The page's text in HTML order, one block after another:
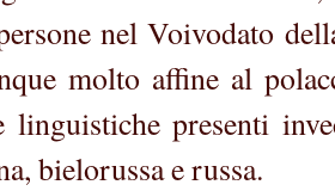
nel Voivodato
molto affine al
linguistiche presenti
bielorussa e russa.